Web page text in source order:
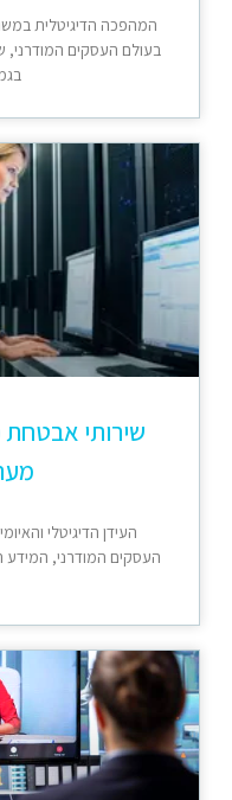
המהפכה הדיגיטלית
בעולם העסקים המודרני,
שירותי
העידן הדיגיטלי
העסקים המודרני, המידע